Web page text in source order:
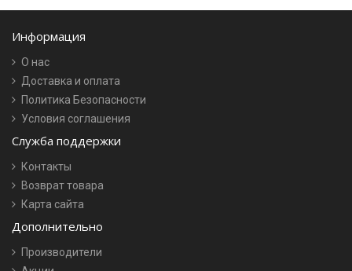
Информация
О нас
Доставка и оплата
Политика Безопасности
Условия соглашения
Служба поддержки
Контакты
Возврат товара
Карта сайта
Дополнительно
Производители